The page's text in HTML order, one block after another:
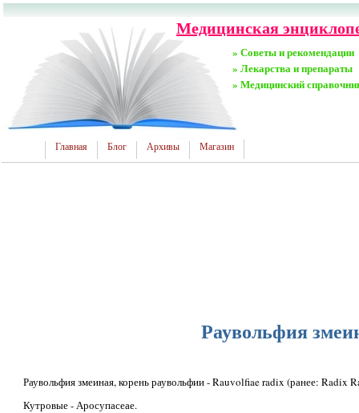
Медицинская
» Советы и рекомендации
» Лекарства и препараты
» Медицинский
Главная Блог Архивы Магазин
Раувольфия
Раувольфия змеиная, корень раувольфии - Rauvolfiae radix (ранее: Radix
Кутровые - Аросупасеае.